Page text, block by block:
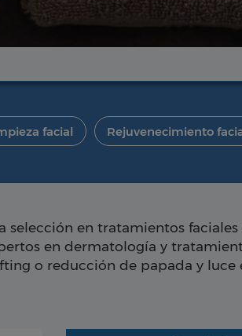
facial Rejuvenecimiento
en tratamientos
en dermatología y
o reducción de papada y luce